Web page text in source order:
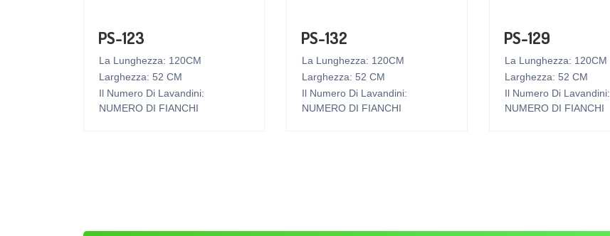
PS-123
La Lunghezza: 120CM
Larghezza: 52 CM
Il Numero Di Lavandini:
NUMERO DI FIANCHI
PS-132
La Lunghezza: 120CM
Larghezza: 52 CM
Il Numero Di Lavandini:
NUMERO DI FIANCHI
PS-129
La Lunghezza: 120CM
Larghezza: 52 CM
Il Numero Di Lavandini:
NUMERO DI FIANCHI